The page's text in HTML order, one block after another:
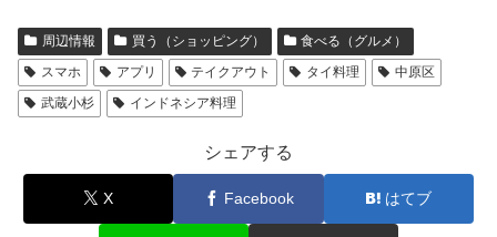
周辺情報 買う（ショッピング）
食べる（グルメ）
スマホ
アプリ テイクアウト タイ料理
中原区
武蔵小杉
インドネシア料理
シェアする
X Facebook はてブ